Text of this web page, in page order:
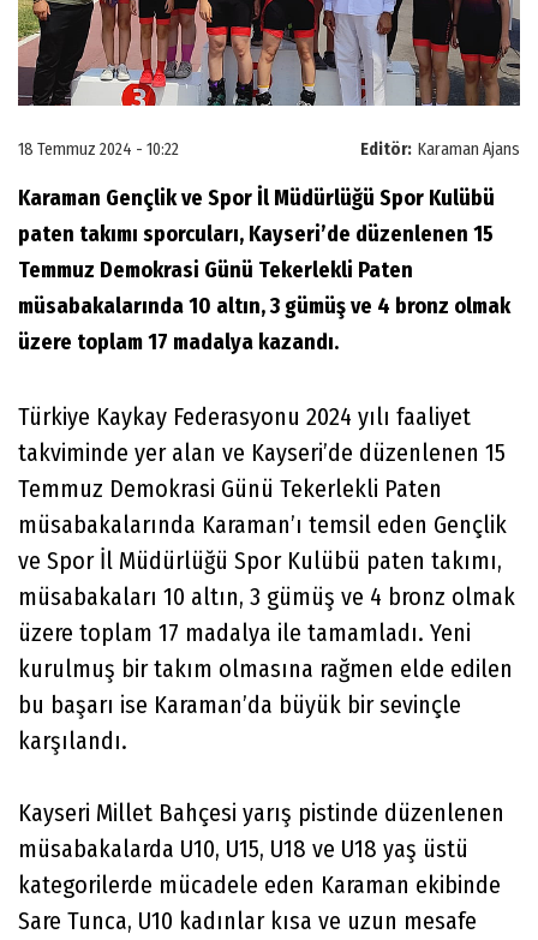
Editör: Karaman Ajans
18 Temmuz 2024 - 10:22
Karaman Gençlik ve Spor İl Müdürlüğü Spor Kulübü
paten takımı sporcuları, Kayseri’de düzenlenen 15
Temmuz Demokrasi Günü Tekerlekli Paten
müsabakalarında 10 altın, 3 gümüş ve 4 bronz olmak
üzere toplam 17 madalya kazandı.
Türkiye Kaykay Federasyonu 2024 yılı faaliyet
takviminde yer alan ve Kayseri’de düzenlenen 15
Temmuz Demokrasi Günü Tekerlekli Paten
müsabakalarında Karaman’ı temsil eden Gençlik
ve Spor İl Müdürlüğü Spor Kulübü paten takımı,
müsabakaları 10 altın, 3 gümüş ve 4 bronz olmak
üzere toplam 17 madalya ile tamamladı. Yeni
kurulmuş bir takım olmasına rağmen elde edilen
bu başarı ise Karaman’da büyük bir sevinçle
karşılandı.
Kayseri Millet Bahçesi yarış pistinde düzenlenen
müsabakalarda U10, U15, U18 ve U18 yaş üstü
kategorilerde mücadele eden Karaman ekibinde
Sare Tunca, U10 kadınlar kısa ve uzun mesafe